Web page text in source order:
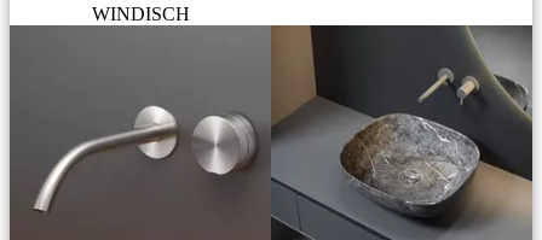
WINDISCH